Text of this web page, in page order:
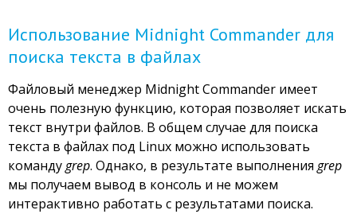
Использование Midnight Commander для
поиска текста в файлах
Файловый менеджер Midnight Commander имеет
очень полезную функцию, которая позволяет искать
текст внутри файлов. В общем случае для поиска
текста в файлах под Linux можно использовать
командуgrep. Однако, в результате выполнения grep
мы получаем вывод в консоль и не можем
интерактивно работать с результатами поиска.